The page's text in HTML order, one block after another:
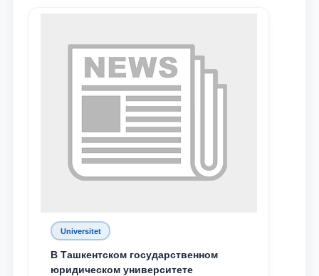
Universitet
В Ташкентском государственном
юридическом университете